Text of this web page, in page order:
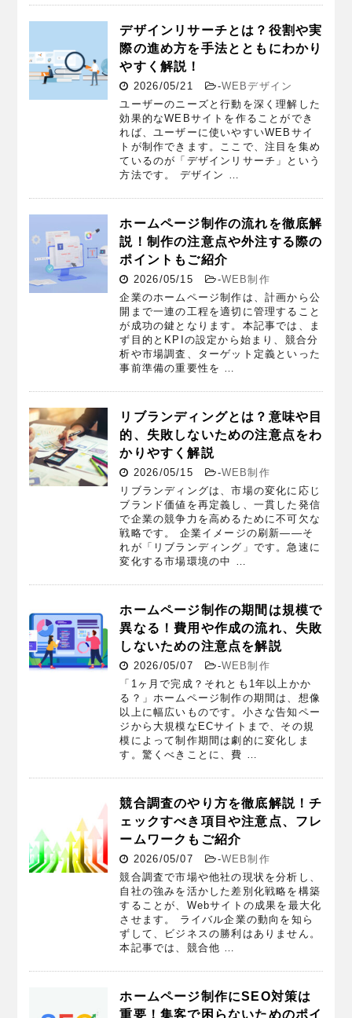
デザインリサーチとは？役割や実
際の進め方を手法とともにわかり
やすく解説！
2026/05/21 -WEBデザイン
ユーザーのニーズと行動を深く理解した
効果的なWEBサイトを作ることができ
れば、ユーザーに使いやすいWEBサイ
トが制作できます。ここで、注目を集め
ているのが「デザインリサーチ」という
方法です。 デザイン …
ホームページ制作の流れを徹底解
説！制作の注意点や外注する際の
ポイントもご紹介
2026/05/15 -WEB制作
企業のホームページ制作は、計画から公
開まで一連の工程を適切に管理すること
が成功の鍵となります。本記事では、ま
ず目的とKPIの設定から始まり、競合分
析や市場調査、ターゲット定義といった
事前準備の重要性を …
リブランディングとは？意味や目
的、失敗しないための注意点をわ
かりやすく解説
2026/05/15 -WEB制作
リブランディングは、市場の変化に応じ
ブランド価値を再定義し、一貫した発信
で企業の競争力を高めるために不可欠な
戦略です。 企業イメージの刷新——そ
れが「リブランディング」です。急速に
変化する市場環境の中 …
ホームページ制作の期間は規模で
異なる！費用や作成の流れ、失敗
しないための注意点を解説
2026/05/07 -WEB制作
「1ヶ月で完成？それとも1年以上かか
る？」ホームページ制作の期間は、想像
以上に幅広いものです。小さな告知ペー
ジから大規模なECサイトまで、その規
模によって制作期間は劇的に変化しま
す。驚くべきことに、費 …
競合調査のやり方を徹底解説！チ
ェックすべき項目や注意点、フレ
ームワークもご紹介
2026/05/07 -WEB制作
競合調査で市場や他社の現状を分析し、
自社の強みを活かした差別化戦略を構築
することが、Webサイトの成果を最大化
させます。 ライバル企業の動向を知ら
ずして、ビジネスの勝利はありません。
本記事では、競合他 …
ホームページ制作にSEO対策は
重要！集客で困らないためのポイ